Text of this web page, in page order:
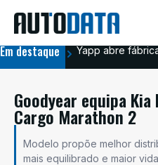
Em destaque Yapp abre
Goodyear equipa
Cargo Marathon 2
Modelo propõe melhor
mais equilibrado e maior